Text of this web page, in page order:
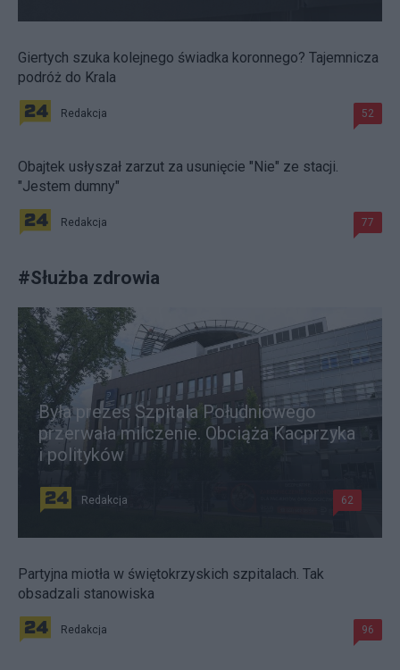
Giertych szuka kolejnego świadka koronnego? Tajemnicza
podróż do Krala
Redakcja 52
Obajtek usłyszał zarzut za usunięcie "Nie" ze stacji.
"Jestem dumny"
Redakcja 77
#Służba zdrowia
Była prezes Szpitala Południowego
przerwała milczenie. Obciąża Kacprzyka
i polityków
Redakcja 62
Partyjna miotła w świętokrzyskich szpitalach. Tak
obsadzali stanowiska
Redakcja 96